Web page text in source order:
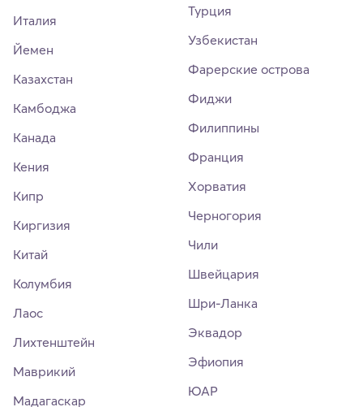
Италия
Йемен
Казахстан
Камбоджа
Канада
Кения
Кипр
Киргизия
Китай
Колумбия
Лаос
Лихтенштейн
Маврикий
Мадагаскар
Турция
Узбекистан
Фарерские острова
Фиджи
Филиппины
Франция
Хорватия
Черногория
Чили
Швейцария
Шри-Ланка
Эквадор
Эфиопия
ЮАР